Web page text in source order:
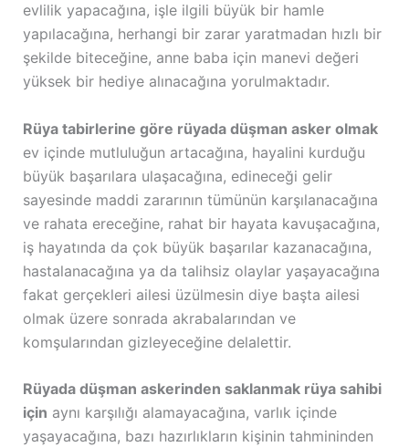
evlilik yapacağına, işle ilgili büyük bir hamle
yapılacağına, herhangi bir zarar yaratmadan hızlı bir
şekilde biteceğine, anne baba için manevi değeri
yüksek bir hediye alınacağına yorulmaktadır.
Rüya tabirlerine göre rüyada düşman asker olmak
ev içinde mutluluğun artacağına, hayalini kurduğu
büyük başarılara ulaşacağına, edineceği gelir
sayesinde maddi zararının tümünün karşılanacağına
ve rahata ereceğine, rahat bir hayata kavuşacağına,
iş hayatında da çok büyük başarılar kazanacağına,
hastalanacağına ya da talihsiz olaylar yaşayacağına
fakat gerçekleri ailesi üzülmesin diye başta ailesi
olmak üzere sonrada akrabalarından ve
komşularından gizleyeceğine delalettir.
Rüyada düşman askerinden saklanmak rüya sahibi
için aynı karşılığı alamayacağına, varlık içinde
yaşayacağına, bazı hazırlıkların kişinin tahmininden